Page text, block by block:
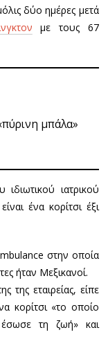
δύο ημέρες μετά
με τους 67
μπάλα»
ιδιωτικού ιατρικού
ένα κορίτσι έξι
στην οποία
ήταν Μεξικανοί.
της εταιρείας, είπε
κορίτσι «το οποίο
έσωσε τη ζωή» και